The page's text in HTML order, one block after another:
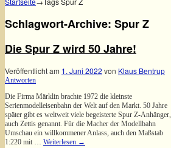
Schlagwort-Archive: Spur Z
Die Spur Z wird 50 Jahre!
Veröffentlicht am 1. Juni 2022 von Klaus Bentrup
Antworten
Die Firma Märklin brachte 1972 die kleinste
Serienmodelleisenbahn der Welt auf den Markt. 50 Jahre
später gibt es weltweit viele begeisterte Spur Z-Anhänger,
auch Zettis genannt. Für die Macher der Modellbahn
Umschau ein willkommener Anlass, auch den Maßstab
1:220 mit … Weiterlesen →